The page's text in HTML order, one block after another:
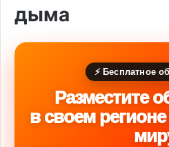
дыма
⚡ Бесплатное
Разместите
в своем